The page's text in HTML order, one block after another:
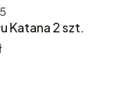
Katana 2 szt.